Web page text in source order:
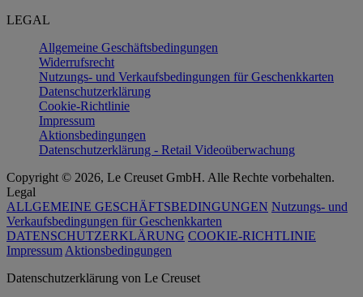
LEGAL
Allgemeine Geschäftsbedingungen
Widerrufsrecht
Nutzungs- und Verkaufsbedingungen für Geschenkkarten
Datenschutzerklärung
Cookie-Richtlinie
Impressum
Aktionsbedingungen
Datenschutzerklärung - Retail Videoüberwachung
Copyright © 2026, Le Creuset GmbH. Alle Rechte vorbehalten.
Legal
ALLGEMEINE GESCHÄFTSBEDINGUNGEN Nutzungs- und
Verkaufsbedingungen für Geschenkkarten
DATENSCHUTZERKLÄRUNG COOKIE-RICHTLINIE
Impressum Aktionsbedingungen
Datenschutz­erklärung von Le Creuset